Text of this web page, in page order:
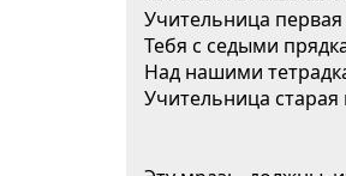
Учительница
Тебя с седыми
Над нашими
Учительница старая